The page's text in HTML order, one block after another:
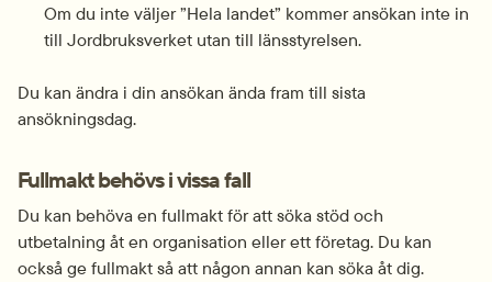
Om du inte väljer ”Hela landet” kommer ansökan inte in
till Jordbruksverket utan till länsstyrelsen.
Du kan ändra i din ansökan ända fram till sista
ansökningsdag.
Fullmakt behövs i vissa fall
Du kan behöva en fullmakt för att söka stöd och
utbetalning åt en organisation eller ett företag. Du kan
också ge fullmakt så att någon annan kan söka åt dig.